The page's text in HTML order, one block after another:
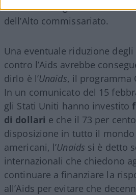
sfollatie rifugiati che sono
dell’Alto commissariato.
Una eventuale riduzione
contro l’Aids avrebbe
dirlo è l’Unaids, il programma
In un comunicato del 15
gli Stati Uniti hanno investito
di dollari e che il 73 per
disposizione in tutto il mondo
americani, l’Unaids si è detto
internazionali che chiedono
continuare a finanziare la
all’Aids per evitare che